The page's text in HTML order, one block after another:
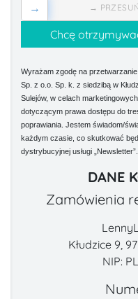
→
→
Wyrażam zgodę na
Sp. z o.o. Sp. k. z siedzibą w
Sulejów, w celach
dotyczącym prawa dostępu do
poprawiania. Jestem świadom/
każdym czasie, co skutkować
dystrybucyjnej usługi „Newsletter”.
DANE
Zamówienia
Kłudzice 9,
NIP: